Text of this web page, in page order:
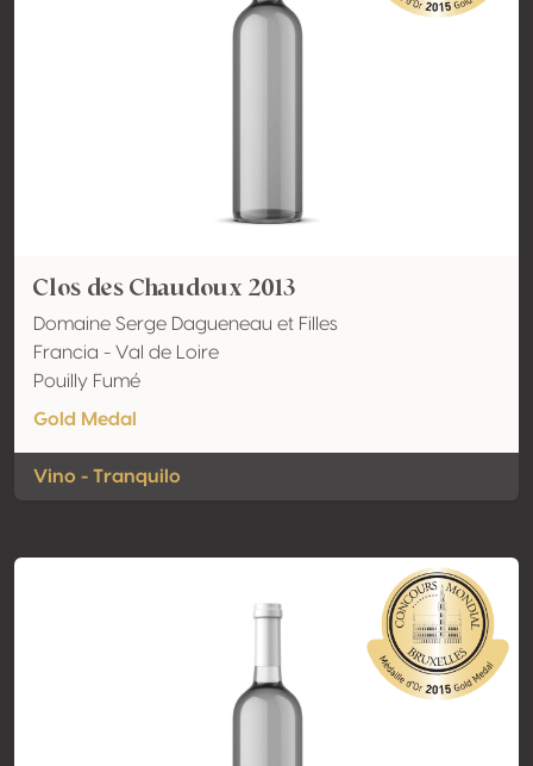
Clos des Chaudoux 2013
Domaine Serge Dagueneau et Filles
Francia - Val de Loire
Pouilly Fumé
Gold Medal
Vino - Tranquilo